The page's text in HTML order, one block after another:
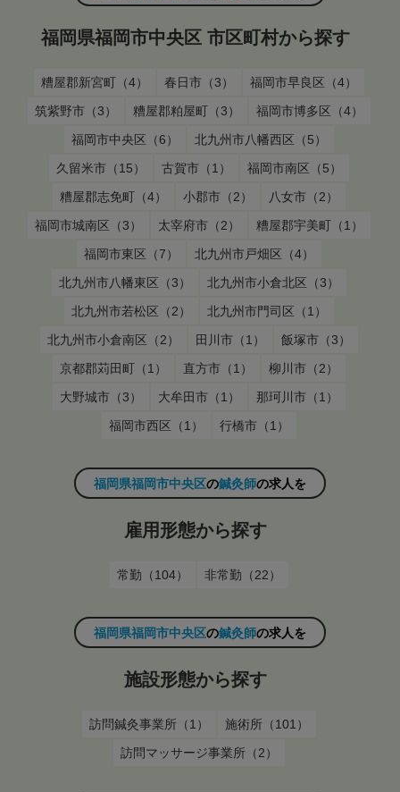
福岡県福岡市中央区 市区町村から探す
糟屋郡新宮町（4） 春日市（3）
福岡市早良区（4）
筑紫野市（3）
糟屋郡粕屋町（3）
福岡市博多区（4）
福岡市中央区（6）
北九州市八幡西区（5）
久留米市（15）
古賀市（1）
福岡市南区（5）
糟屋郡志免町（4）
小郡市（2）
八女市（2）
福岡市城南区（3）
太宰府市（2）
糟屋郡宇美町（1）
福岡市東区（7）
北九州市戸畑区（4）
北九州市八幡東区（3）
北九州市小倉北区（3）
北九州市若松区（2）
北九州市門司区（1）
北九州市小倉南区（2）
田川市（1）
飯塚市（3）
京都郡苅田町（1）
直方市（1）
柳川市（2）
大野城市（3）
大牟田市（1）
那珂川市（1）
福岡市西区（1）
行橋市（1）
福岡県福岡市中央区の鍼灸師の求人を
雇用形態から探す
常勤（104） 非常勤（22）
福岡県福岡市中央区の鍼灸師の求人を
施設形態から探す
訪問鍼灸事業所（1）
施術所（101）
訪問マッサージ事業所（2）